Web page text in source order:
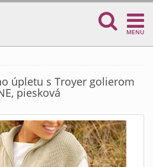
MENU
úpletu s Troyer golierom
piesková